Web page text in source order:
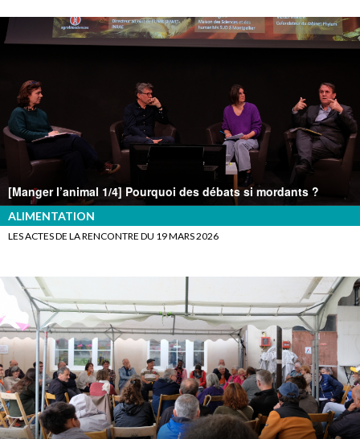
[Manger l’animal 1/4] Pourquoi des débats si mordants ?
ALIMENTATION
LES ACTES DE LA RENCONTRE DU 19 MARS 2026